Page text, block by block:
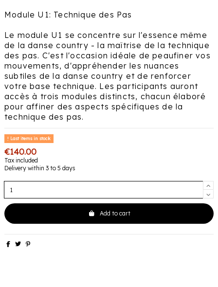
Module U1: Technique des Pas
Le module U1 se concentre sur l'essence même
de la danse country - la maîtrise de la technique
des pas. C'est l'occasion idéale de peaufiner vos
mouvements, d'appréhender les nuances
subtiles de la danse country et de renforcer
votre base technique. Les participants auront
accès à trois modules distincts, chacun élaboré
pour affiner des aspects spécifiques de la
technique des pas.
Last items in stock
€140.00
Tax included
Delivery within 3 to 5 days
Add to cart